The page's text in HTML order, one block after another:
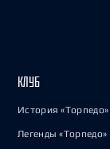
КЛУБ
История «Торпедо»
Легенды «Торпедо»